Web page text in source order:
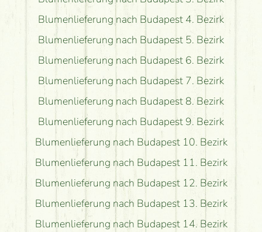
Blumenlieferung nach Budapest 4. Bezirk
Blumenlieferung nach Budapest 5. Bezirk
Blumenlieferung nach Budapest 6. Bezirk
Blumenlieferung nach Budapest 7. Bezirk
Blumenlieferung nach Budapest 8. Bezirk
Blumenlieferung nach Budapest 9. Bezirk
Blumenlieferung nach Budapest 10. Bezirk
Blumenlieferung nach Budapest 11. Bezirk
Blumenlieferung nach Budapest 12. Bezirk
Blumenlieferung nach Budapest 13. Bezirk
Blumenlieferung nach Budapest 14. Bezirk